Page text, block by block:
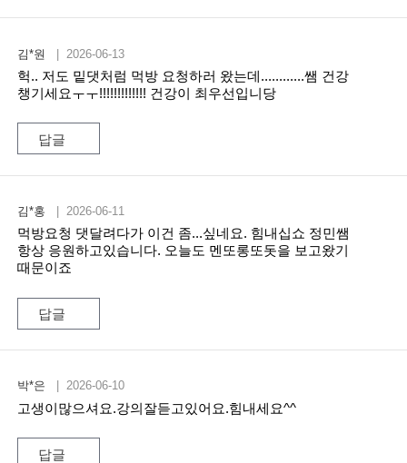
김*원 | 2026-06-13
헉.. 저도 밑댓처럼 먹방 요청하러 왔는데............쌤 건강
챙기세요ㅜㅜ!!!!!!!!!!!!! 건강이 최우선입니당
답글
김*홍 | 2026-06-11
먹방요청 댓달려다가 이건 좀...싶네요. 힘내십쇼 정민쌤
항상 응원하고있습니다. 오늘도 멘또롱또돗을 보고왔기
때문이죠
답글
박*은 | 2026-06-10
고생이많으셔요.강의잘듣고있어요.힘내세요^^
답글